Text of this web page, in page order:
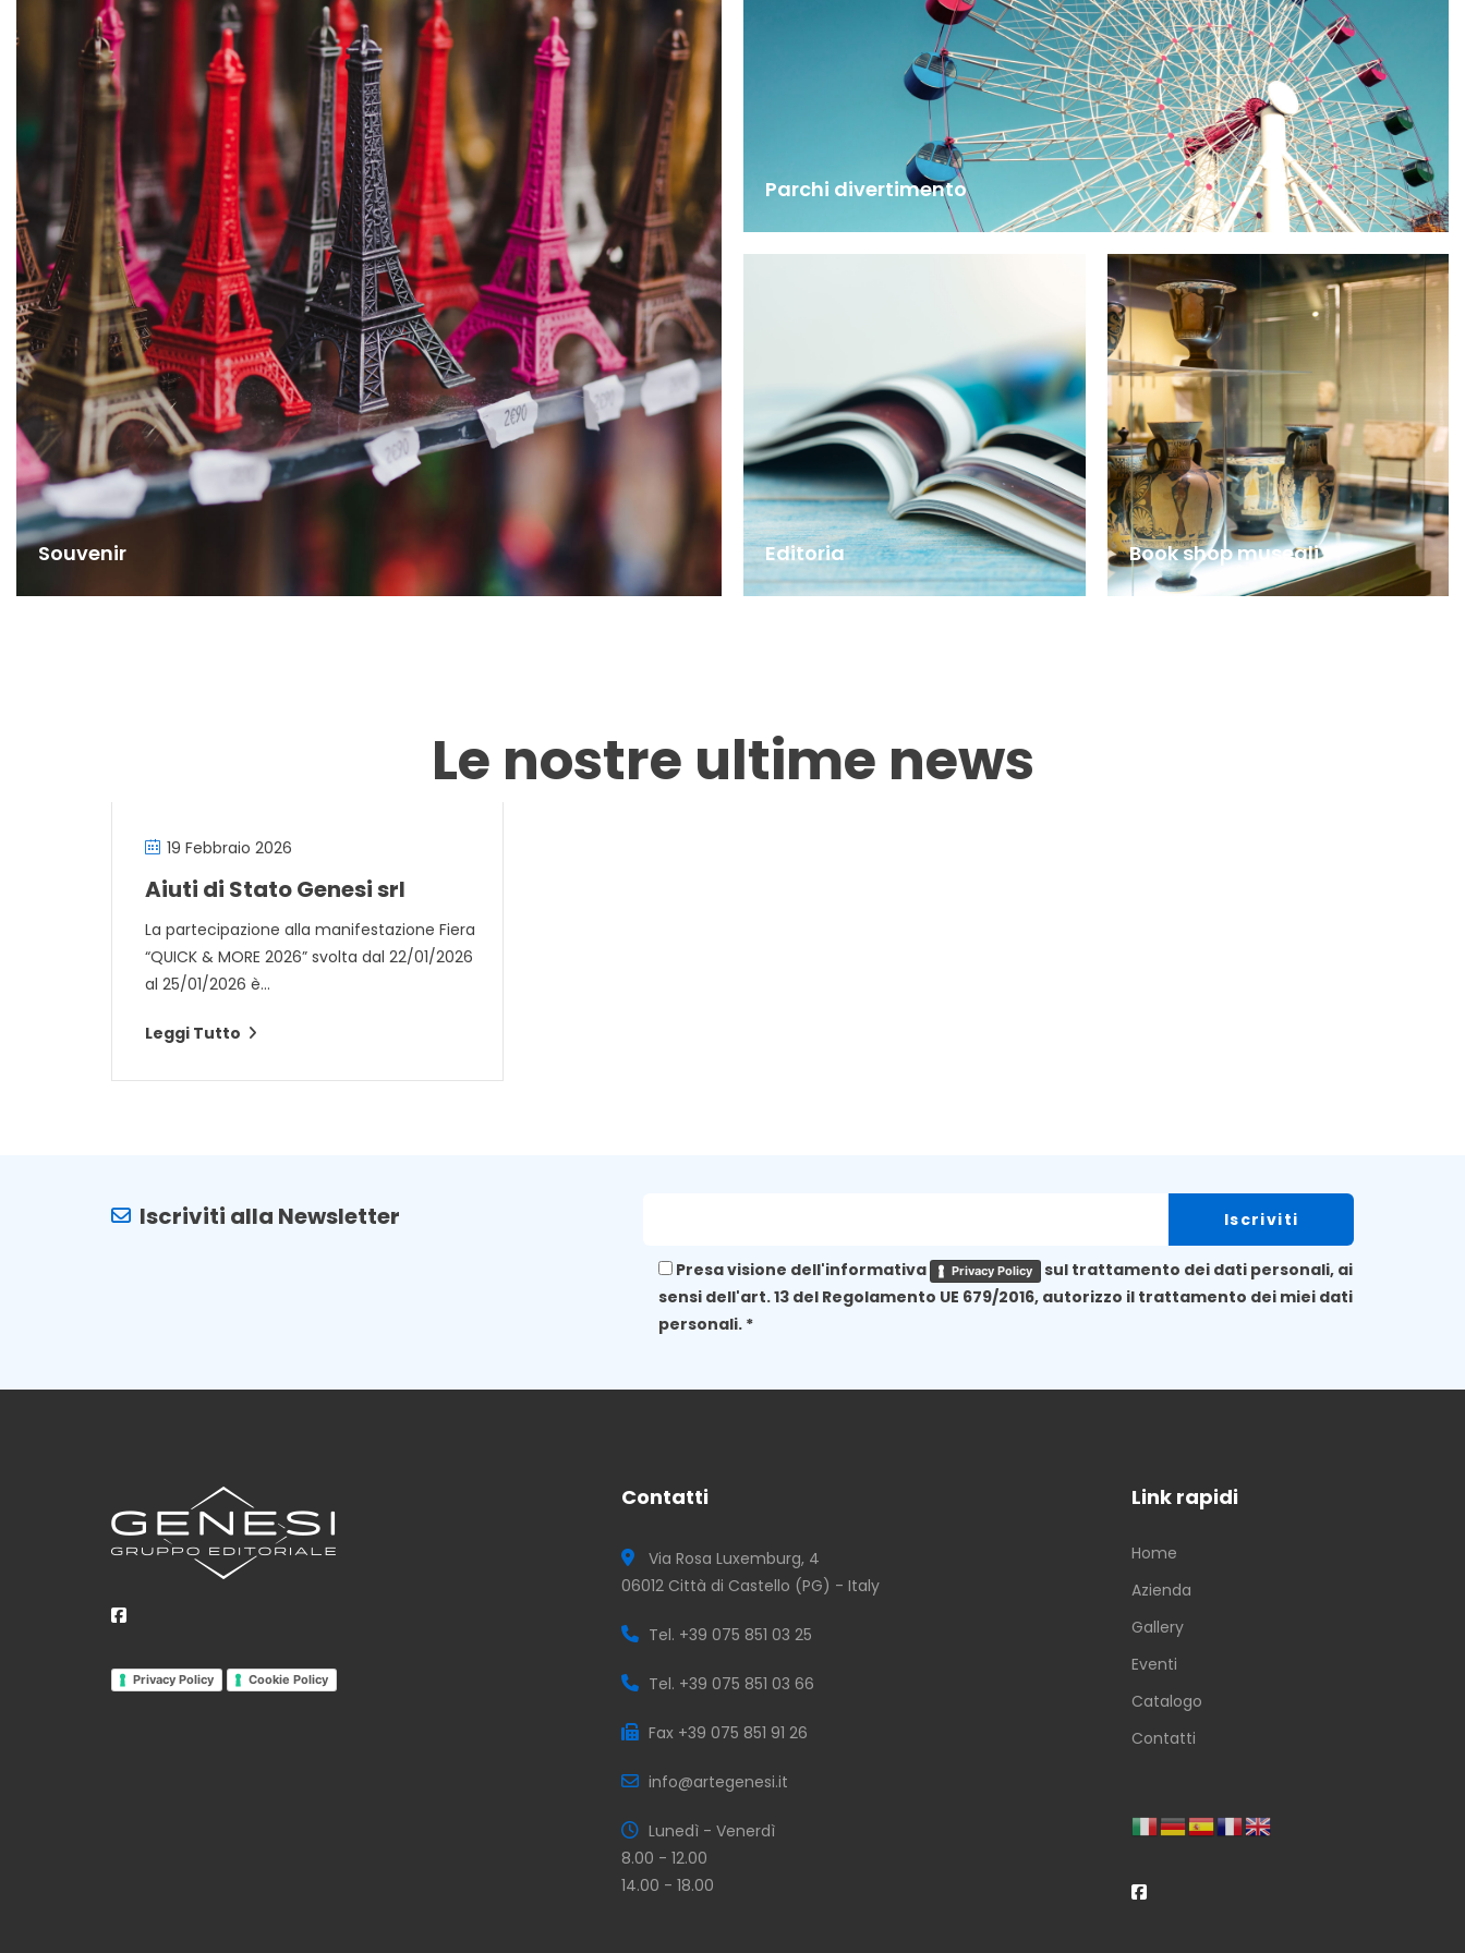
Souvenir
Parchi divertimento
Editoria Book shop museali
Le nostre ultime news
19 Febbraio 2026
Aiuti di Stato Genesi srl
La partecipazione alla manifestazione Fiera
“QUICK & MORE 2026” svolta dal 22/01/2026
al 25/01/2026 è...
Leggi Tutto
Iscriviti alla Newsletter
Presa visione dell'informativa Privacy Policy
sul trattamento dei dati personali, ai
sensi dell'art. 13 del Regolamento UE 679/2016, autorizzo il trattamento dei miei dati
personali. *
Privacy Policy Cookie Policy
Contatti
Via Rosa Luxemburg, 4
06012 Città di Castello (PG) - Italy
Tel. +39 075 851 03 25
Tel. +39 075 851 03 66
Fax +39 075 851 91 26
info@artegenesi.it
Lunedì - Venerdì
8.00 - 12.00
14.00 - 18.00
Link rapidi
Home
Azienda
Gallery
Eventi
Catalogo
Contatti